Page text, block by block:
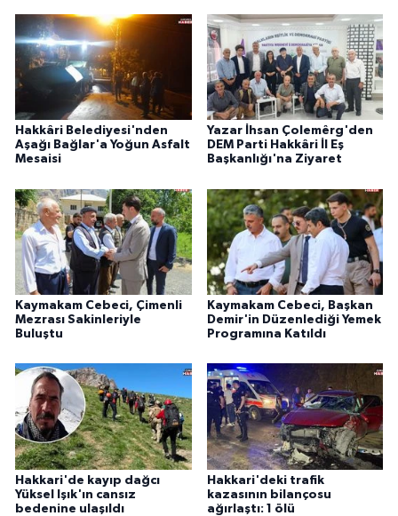
Hakkâri Belediyesi'nden
Aşağı Bağlar'a Yoğun Asfalt
Mesaisi
Yazar İhsan Çolemêrg'den
DEM Parti Hakkâri İl Eş
Başkanlığı'na Ziyaret
Kaymakam Cebeci, Çimenli
Mezrası Sakinleriyle
Buluştu
Kaymakam Cebeci, Başkan
Demir'in Düzenlediği Yemek
Programına Katıldı
Hakkari'de kayıp dağcı
Yüksel Işık'ın cansız
bedenine ulaşıldı
Hakkari'deki trafik
kazasının bilançosu
ağırlaştı: 1 ölü